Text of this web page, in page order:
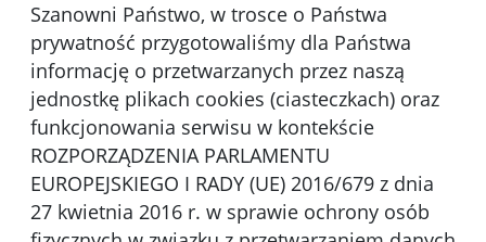
Szanowni Państwo, w trosce o Państwa
prywatność przygotowaliśmy dla Państwa
informację o przetwarzanych przez naszą
jednostkę plikach cookies (ciasteczkach) oraz
funkcjonowania serwisu w kontekście
ROZPORZĄDZENIA PARLAMENTU
EUROPEJSKIEGO I RADY (UE) 2016/679 z dnia
27 kwietnia 2016 r. w sprawie ochrony osób